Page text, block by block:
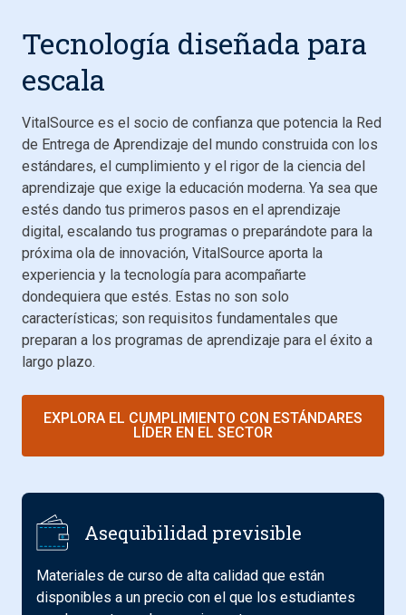
Tecnología diseñada para
escala
VitalSource es el socio de confianza que potencia la Red
de Entrega de Aprendizaje del mundo construida con los
estándares, el cumplimiento y el rigor de la ciencia del
aprendizaje que exige la educación moderna. Ya sea que
estés dando tus primeros pasos en el aprendizaje
digital, escalando tus programas o preparándote para la
próxima ola de innovación, VitalSource aporta la
experiencia y la tecnología para acompañarte
dondequiera que estés. Estas no son solo
características; son requisitos fundamentales que
preparan a los programas de aprendizaje para el éxito a
largo plazo.
EXPLORA EL CUMPLIMIENTO CON ESTÁNDARES
LÍDER EN EL SECTOR
Asequibilidad previsible
Materiales de curso de alta calidad que están
disponibles a un precio con el que los estudiantes